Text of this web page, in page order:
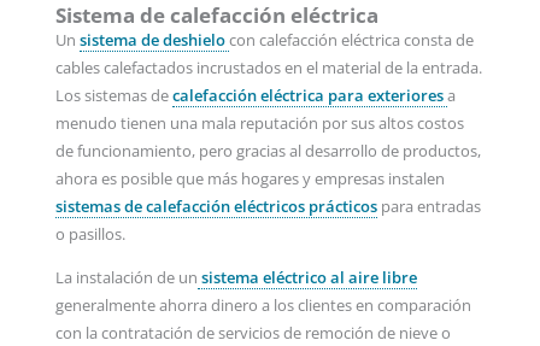
Sistema de calefacción eléctrica
Un sistema de deshielocon calefacción eléctrica consta de
cables calefactados incrustados en el material de la entrada.
Los sistemas decalefacción eléctrica para exterioresa
menudo tienen una mala reputación por sus altos costos
de funcionamiento, pero gracias al desarrollo de productos,
ahora es posible que más hogares y empresas instalen
sistemas de calefacción eléctricos prácticospara entradas
o pasillos.
La instalación de un sistema eléctrico al aire libre
generalmente ahorra dinero a los clientes en comparación
con la contratación de servicios de remoción de nieve o